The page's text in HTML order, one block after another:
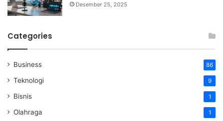
Desember 25, 2025
Categories
Business 86
Teknologi 9
Bisnis 1
Olahraga 1